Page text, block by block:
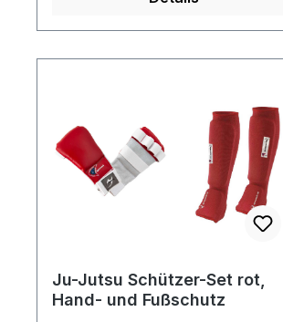
Ju-Jutsu Schützer-Set rot,
Hand- und Fußschutz